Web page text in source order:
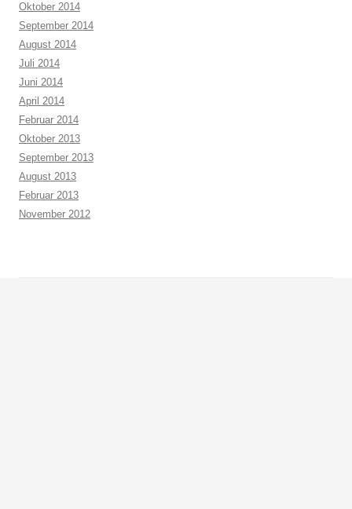
Oktober 2014
September 2014
August 2014
Juli 2014
Juni 2014
April 2014
Februar 2014
Oktober 2013
September 2013
August 2013
Februar 2013
November 2012